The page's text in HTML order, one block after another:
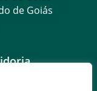
de Goiás